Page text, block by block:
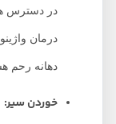
در دسترس
درمان واژینوز
دهانه رحم
خوردن سیر: سیر